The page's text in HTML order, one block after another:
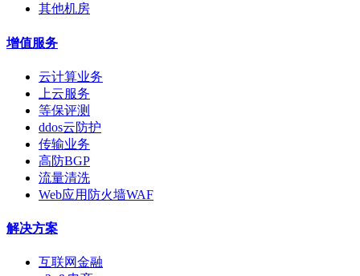
其他机房
增值服务
云计算业务
上云服务
等保评测
ddos云防护
传输业务
高防BGP
流量清洗
Web应用防火墙WAF
解决方案
互联网金融